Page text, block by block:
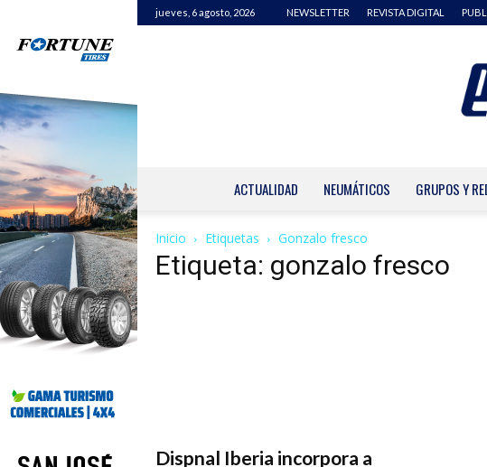
jueves, 6 agosto, 2026 NEWSLETTER REVISTA DIGITAL
ACTUALIDAD NEUMÁTICOS GRUPOS Y
Inicio Etiquetas Gonzalo fresco
Etiqueta: gonzalo fresco
Dispnal Iberia incorpora a